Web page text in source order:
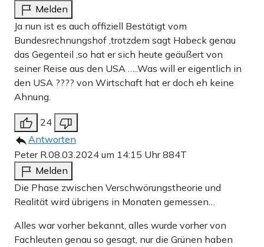
Melden
Ja nun ist es auch offiziell Bestätigt vom
Bundesrechnungshof ,trotzdem sagt Habeck genau
das Gegenteil ,so hat er sich heute geäußert von
seiner Reise aus den USA …..Was will er eigentlich in
den USA ???? von Wirtschaft hat er doch eh keine
Ahnung.
24
Antworten
Peter R.08.03.2024 um 14:15 Uhr884T
Melden
Die Phase zwischen Verschwörungstheorie und
Realität wird übrigens in Monaten gemessen…
Alles war vorher bekannt, alles wurde vorher von
Fachleuten genau so gesagt, nur die Grünen haben